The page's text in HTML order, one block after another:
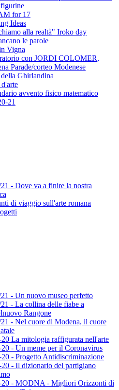
for 17
Ideas
alla realtà" Iroko day
le parole
Vigna
con JORDI COLOMER,
Parade/corteo Modenese
Ghirlandina
avvento fisico matematico
21
- Dove va a finire la nostra
di viaggio sull'arte romana
- Un nuovo museo perfetto
- La collina delle fiabe a
Rangone
- Nel cuore di Modena, il cuore
20 La mitologia raffigurata nell'arte
20 - Un meme per il Coronavirus
20 - Progetto Antidiscriminazione
20 - Il dizionario del partigiano
20 - MODNA - Migliori Orizzonti di